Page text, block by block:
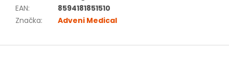
EAN:
8594181851510
Značka: Adveni Medical
Z